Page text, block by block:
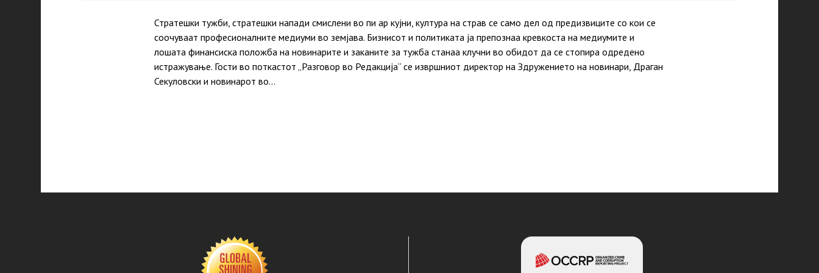
Стратешки тужби, стратешки напади смислени во пи ар кујни, култура на страв се само дел од предизвиците со кои се
соочуваат професионалните медиуми во земјава. Бизнисот и политиката ја препознаа кревкоста на медиумите и
лошата финансиска положба на новинарите и заканите за тужба станаа клучни во обидот да се стопира одредено
истражување. Гости во поткастот „Разговор во Редакција“ се извршниот директор на Здружението на новинари, Драган
Секуловски и новинарот во…